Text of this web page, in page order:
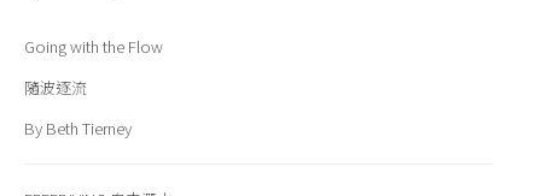
Going with the Flow
隨波逐流
By Beth Tierney